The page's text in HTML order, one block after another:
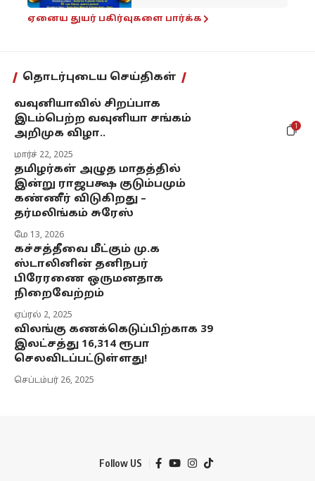
ஏனைய துயர் பகிர்வுகளை பார்க்க
தொடர்புடைய செய்திகள்
1
வவுனியாவில் சிறப்பாக
இடம்பெற்ற வவுனியா சங்கம்
அறிமுக விழா..
மார்ச் 22, 2025
தமிழர்கள் அழுத மாதத்தில்
இன்று ராஜபக்ஷ குடும்பமும்
கண்ணீர் விடுகிறது –
தர்மலிங்கம் சுரேஸ்
மே 13, 2026
கச்சத்தீவை மீட்கும் மு.க
ஸ்டாலினின் தனிநபர்
பிரேரணை ஒருமனதாக
நிறைவேற்றம்
ஏப்ரல் 2, 2025
விலங்கு கணக்கெடுப்பிற்காக 39
இலட்சத்து 16,314 ரூபா
செலவிடப்பட்டுள்ளது!
செப்டம்பர் 26, 2025
Follow US